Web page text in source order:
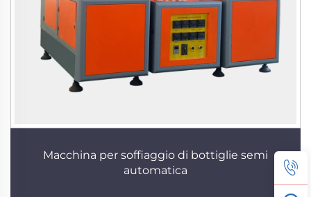
Macchina per soffiaggio di bottiglie semi
automatica